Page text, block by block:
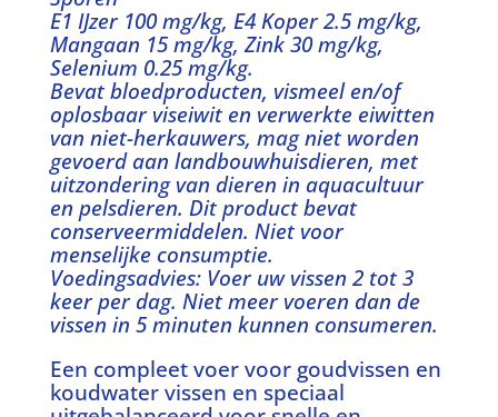
E1 IJzer 100 mg/kg, E4 Koper 2.5 mg/kg,
Mangaan 15 mg/kg, Zink 30 mg/kg,
Selenium 0.25 mg/kg.
Bevat bloedproducten, vismeel en/of
oplosbaar viseiwit en verwerkte eiwitten
van niet-herkauwers, mag niet worden
gevoerd aan landbouwhuisdieren, met
uitzondering van dieren in aquacultuur
en pelsdieren. Dit product bevat
conserveermiddelen. Niet voor
menselijke consumptie.
Voedingsadvies: Voer uw vissen 2 tot 3
keer per dag. Niet meer voeren dan de
vissen in 5 minuten kunnen consumeren.
Een compleet voer voor goudvissen en
koudwater vissen en speciaal